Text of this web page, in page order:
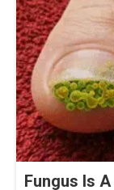
Fungus Is